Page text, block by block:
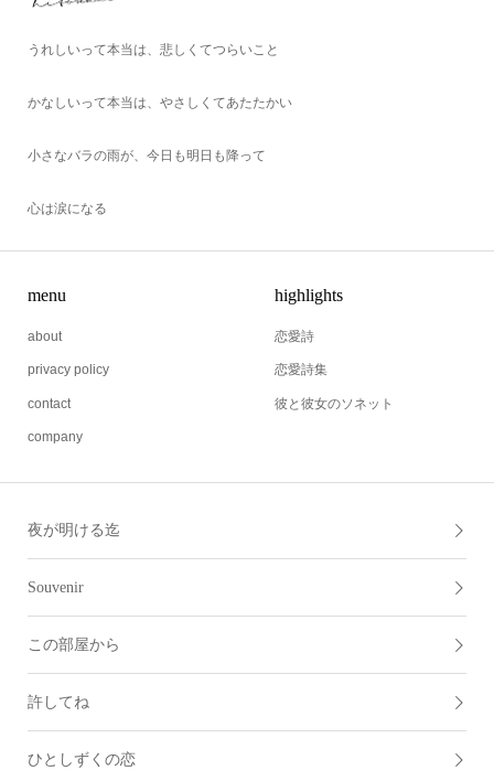
うれしいって本当は、悲しくてつらいこと
かなしいって本当は、やさしくてあたたかい
小さなバラの雨が、今日も明日も降って
心は涙になる
menu
about
privacy policy
contact
company
highlights
恋愛詩
恋愛詩集
彼と彼女のソネット
夜が明ける迄
Souvenir
この部屋から
許してね
ひとしずくの恋